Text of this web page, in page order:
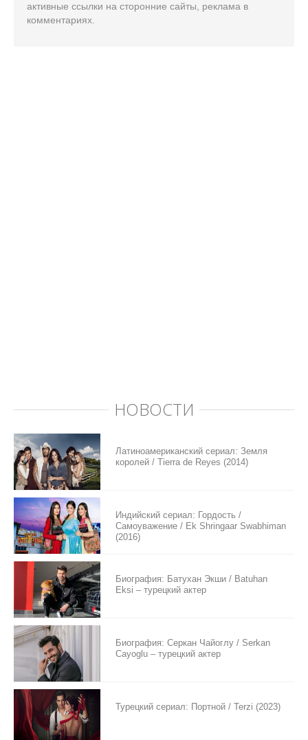
активные ссылки на сторонние сайты, реклама в
комментариях.
НОВОСТИ
Латиноамериканский сериал: Земля
королей / Tierra de Reyes (2014)
Индийский сериал: Гордость /
Самоуважение / Ek Shringaar Swabhiman
(2016)
Биография: Батухан Экши / Batuhan
Eksi – турецкий актер
Биография: Серкан Чайоглу / Serkan
Cayoglu – турецкий актер
Турецкий сериал: Портной / Terzi (2023)